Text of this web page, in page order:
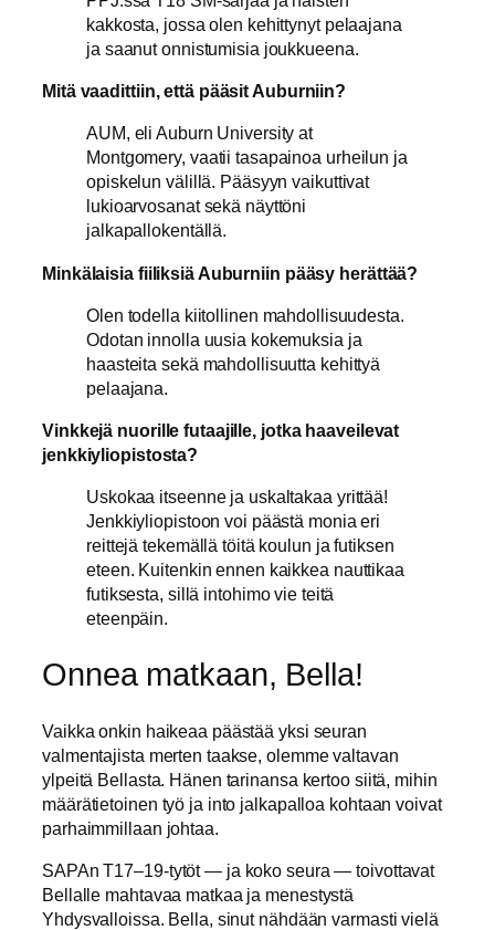
kakkosta, jossa olen kehittynyt pelaajana
ja saanut onnistumisia joukkueena.
Mitä vaadittiin, että pääsit Auburniin?
AUM, eli Auburn University at
Montgomery, vaatii tasapainoa urheilun ja
opiskelun välillä. Pääsyyn vaikuttivat
lukioarvosanat sekä näyttöni
jalkapallokentällä.
Minkälaisia fiiliksiä Auburniin pääsy herättää?
Olen todella kiitollinen mahdollisuudesta.
Odotan innolla uusia kokemuksia ja
haasteita sekä mahdollisuutta kehittyä
pelaajana.
Vinkkejä nuorille futaajille, jotka haaveilevat
jenkkiyliopistosta?
Uskokaa itseenne ja uskaltakaa yrittää!
Jenkkiyliopistoon voi päästä monia eri
reittejä tekemällä töitä koulun ja futiksen
eteen. Kuitenkin ennen kaikkea nauttikaa
futiksesta, sillä intohimo vie teitä
eteenpäin.
Onnea matkaan, Bella!
Vaikka onkin haikeaa päästää yksi seuran
valmentajista merten taakse, olemme valtavan
ylpeitä Bellasta. Hänen tarinansa kertoo siitä, mihin
määrätietoinen työ ja into jalkapalloa kohtaan voivat
parhaimmillaan johtaa.
SAPAn T17–19-tytöt — ja koko seura — toivottavat
Bellalle mahtavaa matkaa ja menestystä
Yhdysvalloissa. Bella, sinut nähdään varmasti vielä